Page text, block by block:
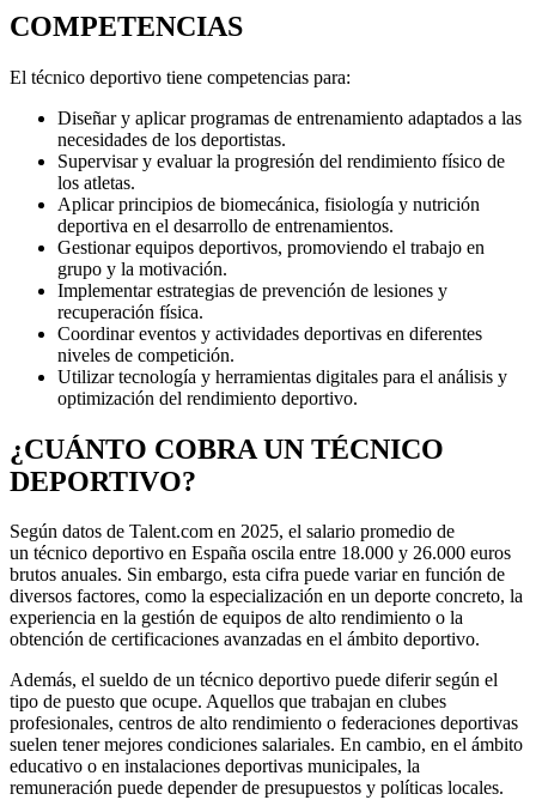
COMPETENCIAS
El técnico deportivo tiene competencias para:
Diseñar y aplicar programas de entrenamiento adaptados a las
necesidades de los deportistas.
Supervisar y evaluar la progresión del rendimiento físico de
los atletas.
Aplicar principios de biomecánica, fisiología y nutrición
deportiva en el desarrollo de entrenamientos.
Gestionar equipos deportivos, promoviendo el trabajo en
grupo y la motivación.
Implementar estrategias de prevención de lesiones y
recuperación física.
Coordinar eventos y actividades deportivas en diferentes
niveles de competición.
Utilizar tecnología y herramientas digitales para el análisis y
optimización del rendimiento deportivo.
¿CUÁNTO COBRA UN TÉCNICO
DEPORTIVO?
Según datos de Talent.com en 2025, el salario promedio de
un técnico deportivo en España oscila entre 18.000 y 26.000 euros
brutos anuales. Sin embargo, esta cifra puede variar en función de
diversos factores, como la especialización en un deporte concreto, la
experiencia en la gestión de equipos de alto rendimiento o la
obtención de certificaciones avanzadas en el ámbito deportivo.
Además, el sueldo de un técnico deportivo puede diferir según el
tipo de puesto que ocupe. Aquellos que trabajan en clubes
profesionales, centros de alto rendimiento o federaciones deportivas
suelen tener mejores condiciones salariales. En cambio, en el ámbito
educativo o en instalaciones deportivas municipales, la
remuneración puede depender de presupuestos y políticas locales.